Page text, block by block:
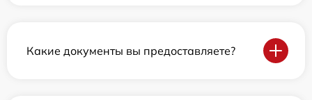
Какие документы вы предоставляете?